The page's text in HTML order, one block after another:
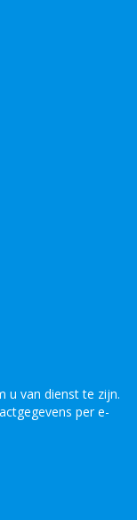
u van dienst te zijn.
per e-